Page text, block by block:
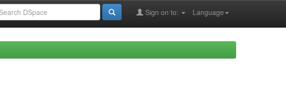
Language
Sign on to: